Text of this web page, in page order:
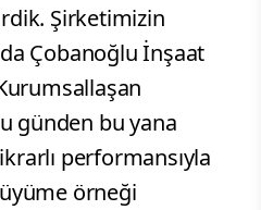
Şirketimizin
Çobanoğlu İnşaat
günden bu yana
performansıyla
örneği